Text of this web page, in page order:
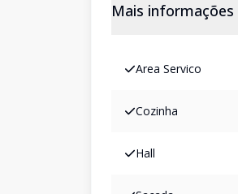
Mais informações
Area Servico
Cozinha
Hall